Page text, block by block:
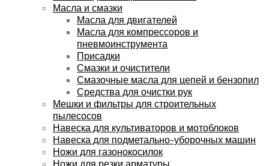
Масла и смазки
Масла для двигателей
Масла для компрессоров и
пневмоинструмента
Присадки
Смазки и очистители
Смазочные масла для цепей и бензопил
Средства для очистки рук
Мешки и фильтры для строительных
пылесосов
Навеска для культиваторов и мотоблоков
Навеска для подметально-уборочных машин
Ножи для газонокосилок
Ножи для резки арматуры